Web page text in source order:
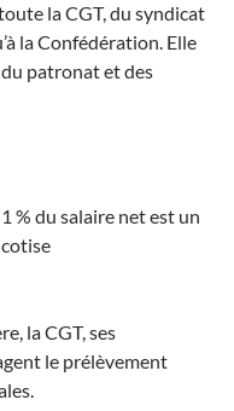
la CGT, du syndicat
la Confédération. Elle
patronat et des
% du salaire net est un
la CGT, ses
le prélèvement